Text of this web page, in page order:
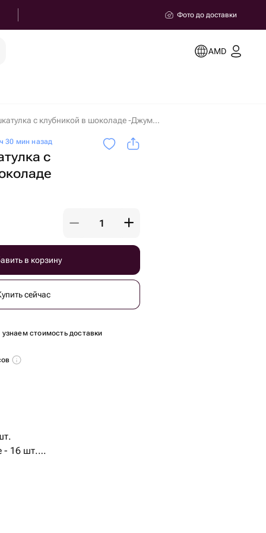
Фото до доставки
AMD
Цветочная шкатулка с клубникой в шоколаде -Джумелия- в Ереване
30 мин назад
с
в корзину
сейчас
стоимость доставки
- 16 шт.